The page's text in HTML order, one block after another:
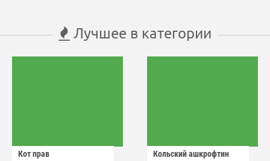
Лучшее в категории
Кот прав Кольский ашкрофтин